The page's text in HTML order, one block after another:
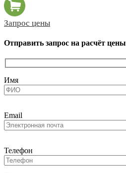
Запрос цены
Отправить запрос на расчёт цены
Имя
Email
Телефон